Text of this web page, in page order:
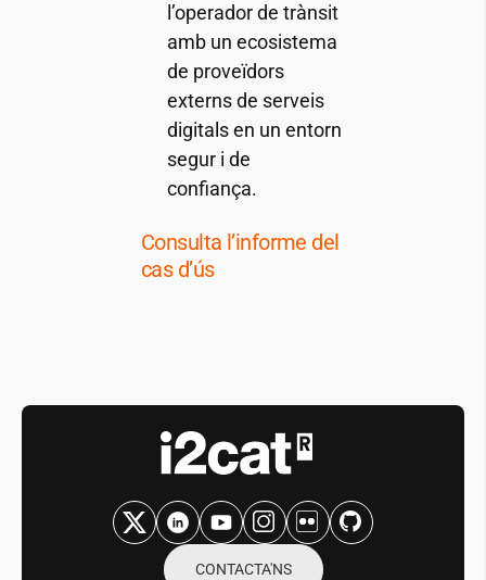
l’operador de trànsit
amb un ecosistema
de proveïdors
externs de serveis
digitals en un entorn
segur i de
confiança.
Consulta l’informe del
cas d’ús
CONTACTA'NS